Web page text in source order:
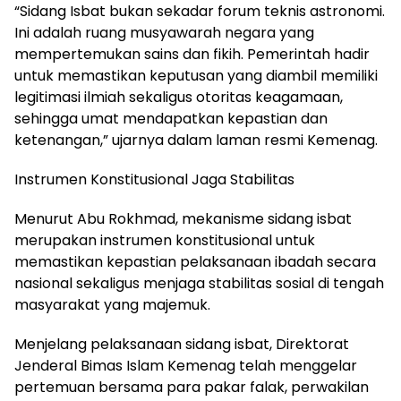
“Sidang Isbat bukan sekadar forum teknis astronomi.
Ini adalah ruang musyawarah negara yang
mempertemukan sains dan fikih. Pemerintah hadir
untuk memastikan keputusan yang diambil memiliki
legitimasi ilmiah sekaligus otoritas keagamaan,
sehingga umat mendapatkan kepastian dan
ketenangan,” ujarnya dalam laman resmi Kemenag.
Instrumen Konstitusional Jaga Stabilitas
Menurut Abu Rokhmad, mekanisme sidang isbat
merupakan instrumen konstitusional untuk
memastikan kepastian pelaksanaan ibadah secara
nasional sekaligus menjaga stabilitas sosial di tengah
masyarakat yang majemuk.
Menjelang pelaksanaan sidang isbat, Direktorat
Jenderal Bimas Islam Kemenag telah menggelar
pertemuan bersama para pakar falak, perwakilan